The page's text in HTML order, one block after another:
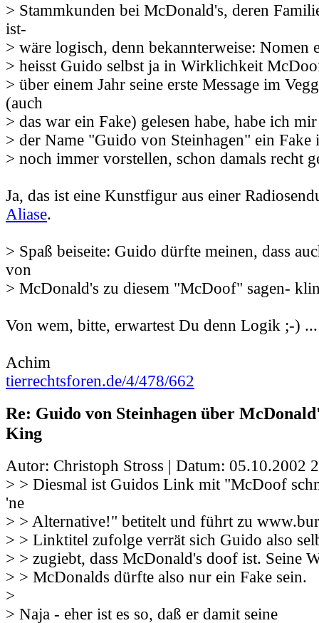
> Stammkunden bei McDonald's, deren
ist-
> wäre logisch, denn bekannterweise: Nomen
> heisst Guido selbst ja in Wirklichkeit
> über einem Jahr seine erste Message im
(auch
> das war ein Fake) gelesen habe, habe ich
> der Name "Guido von Steinhagen" ein Fake
> noch immer vorstellen, schon damals recht
Ja, das ist eine Kunstfigur aus einer
Aliase.
> Spaß beiseite: Guido dürfte meinen, dass
von
> McDonald's zu diesem "McDoof" sagen-
Von wem, bitte, erwartest Du denn Logik ;-) ...
Achim
tierrechtsforen.de/4/478/662
Re: Guido von Steinhagen über
King
Autor: Christoph Stross | Datum: 05.10.2002
> > Diesmal ist Guidos Link mit "McDoof
'ne
> > Alternative!" betitelt und führt zu
> > Linktitel zufolge verrät sich Guido also
> > zugiebt, dass McDonald's doof ist. Seine
> > McDonalds dürfte also nur ein Fake sein.
>
> Naja - eher ist es so, daß er damit seine